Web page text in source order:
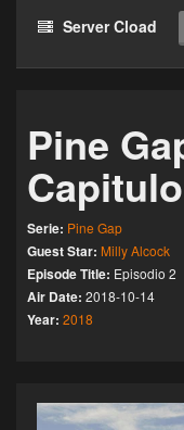
Server Cload
Pine
Serie: Pine Gap
Guest Star: Milly Alcock
Episode Title: Episodio 2
Air Date: 2018-10-14
Year: 2018